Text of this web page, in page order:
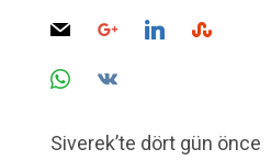
Siverek’te dört gün önce